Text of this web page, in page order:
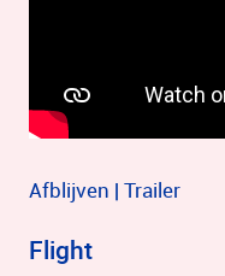
Afblijven | Trailer
Flight